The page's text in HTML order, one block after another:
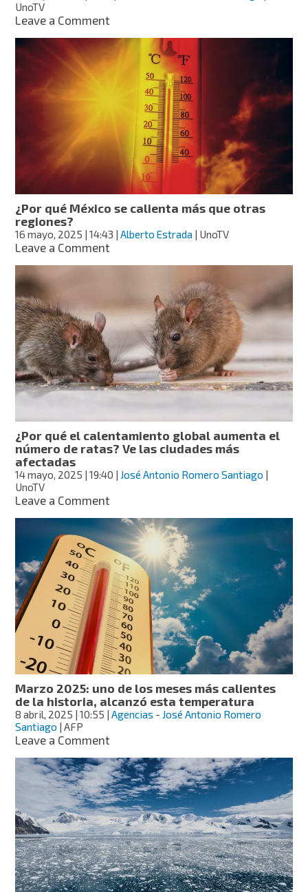
UnoTV
Leave a Commenton
qué
hace
las
noches?
Estos
errores
podrías
estar
cometiendo
¿Por qué México se calienta más que otras
regiones?
16 mayo, 2025 | 14:43 |Alberto Estrada | UnoTV
Leave a Commenton
calienta
más
que
otras
regiones?
¿Por qué el calentamiento global aumenta el
número de ratas? Ve las ciudades más
afectadas
14 mayo, 2025 | 19:40 | José Antonio Romero Santiago |
UnoTV
Leave a Commenton
qué
el
calentamiento
global
aumenta
el
número
de
ratas?
Ve
las
ciudades
más
afectadas
Marzo 2025: uno de los meses más calientes
de la historia, alcanzó esta temperatura
8 abril, 2025 | 10:55 |Agencias - José Antonio Romero
Santiago | AFP
Leave a Commenton
2025:
uno
de
los
meses
más
calientes
de
la